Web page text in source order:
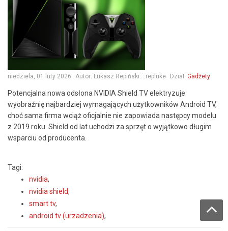
niedziela, 01 luty 2026 Autor: Łukasz Repiński :: repluke Dział: Gadżety
Potencjalna nowa odsłona NVIDIA Shield TV elektryzuje
wyobraźnię najbardziej wymagających użytkowników Android TV,
choć sama firma wciąż oficjalnie nie zapowiada następcy modelu
z 2019 roku. Shield od lat uchodzi za sprzęt o wyjątkowo długim
wsparciu od producenta.
Tagi:
nvidia,
nvidia shield,
smart tv,
android tv (urzadzenia),